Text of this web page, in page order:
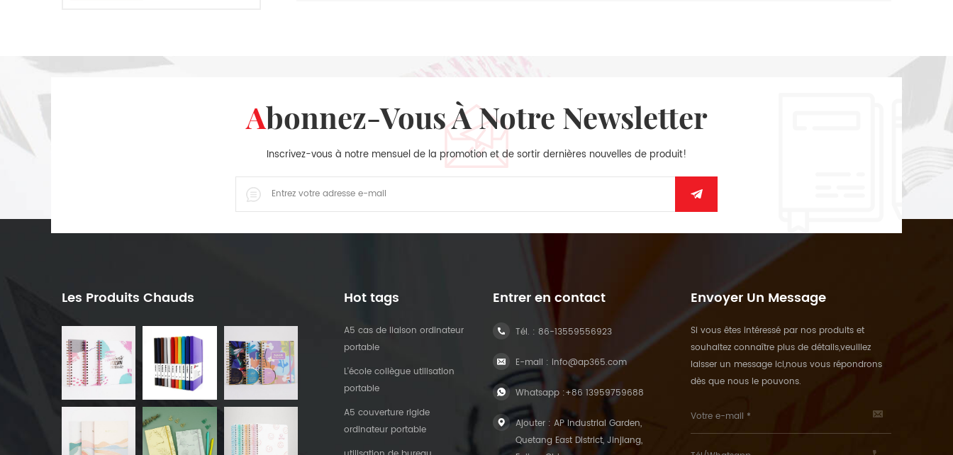
Abonnez-Vous À Notre Newsletter
Inscrivez-vous à notre mensuel de la promotion et de sortir dernières nouvelles de produit!
Les Produits Chauds Hot tags
A5 cas de liaison ordinateur
portable
L'école collègue utilisation
portable
A5 couverture rigide
ordinateur portable
Entrer en contact
Tél. :86-13559556923
E-mail : info@ap365.com
Whatsapp :+86 13959759688
Ajouter : AP Industrial Garden,
Quetang East District, Jinjiang,
Envoyer Un Message
Si vous êtes intéressé par nos produits et
souhaitez connaître plus de détails,veuillez
laisser un message ici,nous vous répondrons
dès que nous le pouvons.